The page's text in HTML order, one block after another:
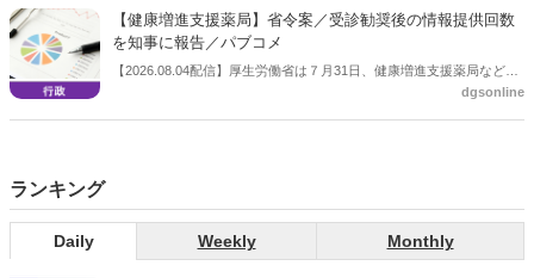
会等に報告し、令和８年秋頃を目途に結論を得る予定。
【健康増進支援薬局】省令案／受診勧奨後の情報提供回数
を知事に報告／パブコメ
【2026.08.04配信】厚生労働省は７月31日、健康増進支援薬局などに
関する省令案を示し、パブコメを開始した。受診勧奨を行った後に、
dgsonline
ランキング
Daily Weekly Monthly